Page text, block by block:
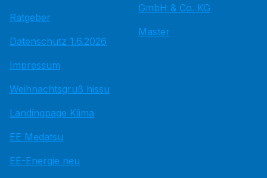
Ratgeber
Datenschutz 1.6.2026
Impressum
Weihnachtsgruß hissu
Landingpage Klima
EE Medatsu
EE-Energie neu
GmbH & Co. KG
Master